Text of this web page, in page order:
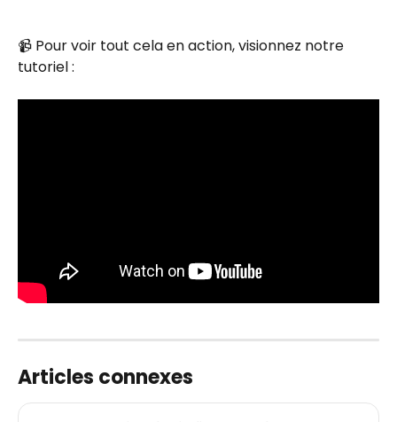
📹 Pour voir tout cela en action, visionnez notre
tutoriel :
Articles connexes